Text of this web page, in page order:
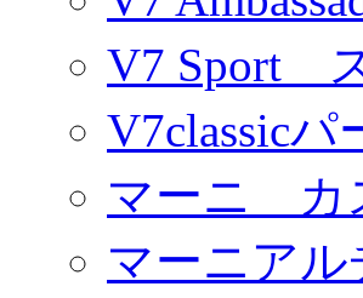
V7 Sport
V7classicパ
マーニ カ
マーニア